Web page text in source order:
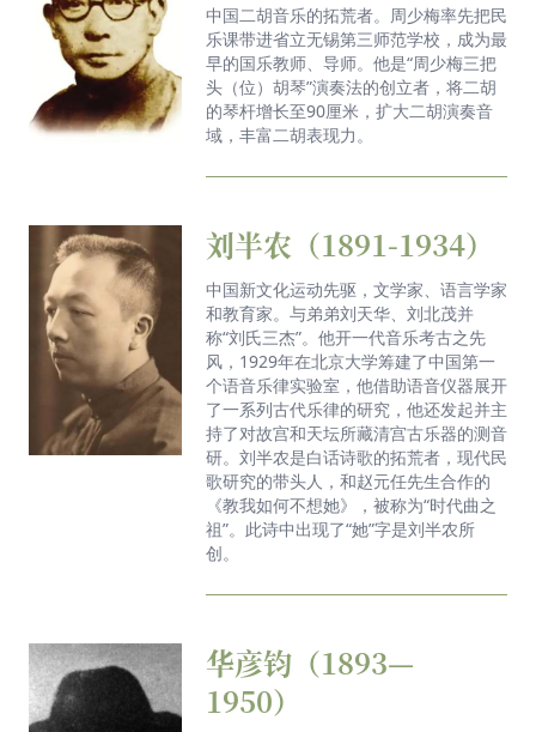
太强了！无与伦比！2024年10月26日，《命运之
力》——陈正哲、马祖耶夫与无锡交响乐团音乐会精
彩上演
《悦谈》：近乡情臻——俞鳗文
《悦谈》：当城市遇到＂交响＂
《民乐共潮声》：女指舞青春
《悦谈》：音符的哲思——毕聪
《悦谈》：心系故园——雅芬
《悦谈》：大音“锡”声——林大叶
《悦谈》：跨界·归真——宋昭
《悦谈》：且听风吟·鸿山秋韵
《悦谈》：为城市谱乐——《无锡序曲》
《悦谈》：为音乐 为不凡——胡咏言
中国二胡音乐的拓荒者。周少梅率先把民
乐课带进省立无锡第三师范学校，成为最
早的国乐教师、导师。他是“周少梅三把
头（位）胡琴”演奏法的创立者，将二胡
的琴杆增长至90厘米，扩大二胡演奏音
域，丰富二胡表现力。
刘半农（1891-1934）
中国新文化运动先驱，文学家、语言学家
和教育家。与弟弟刘天华、刘北茂并
称“刘氏三杰”。他开一代音乐考古之先
风，1929年在北京大学筹建了中国第一
个语音乐律实验室，他借助语音仪器展开
了一系列古代乐律的研究，他还发起并主
持了对故宫和天坛所藏清宫古乐器的测音
研。刘半农是白话诗歌的拓荒者，现代民
歌研究的带头人，和赵元任先生合作的
《教我如何不想她》，被称为“时代曲之
祖”。此诗中出现了“她”字是刘半农所
创。
华彦钧（1893—
1950）